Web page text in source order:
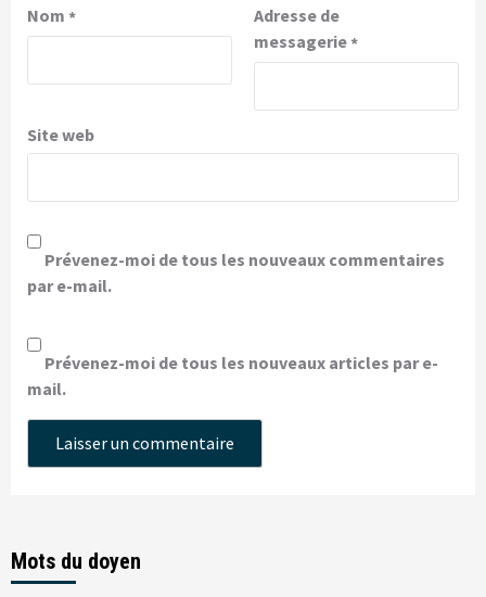
Nom *
Adresse de
messagerie*
Site web
Prévenez-moi de tous les nouveaux commentaires
par e-mail.
Prévenez-moi de tous les nouveaux articles par e-
mail.
Mots du doyen